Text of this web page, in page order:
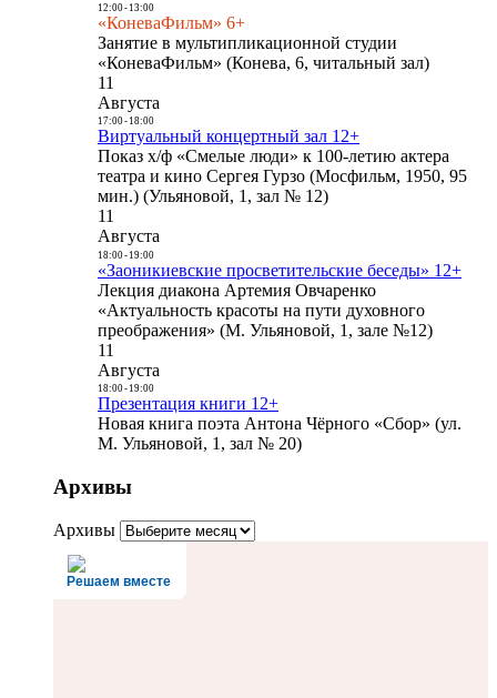
12:00- 13:00
«КоневаФильм» 6+
Занятие в мультипликационной студии
«КоневаФильм» (Конева, 6, читальный зал)
11
Августа
17:00- 18:00
Виртуальный концертный зал 12+
Показ х/ф «Смелые люди» к 100-летию актера
театра и кино Сергея Гурзо (Мосфильм, 1950, 95
мин.) (Ульяновой, 1, зал № 12)
11
Августа
18:00- 19:00
«Заоникиевские просветительские беседы» 12+
Лекция диакона Артемия Овчаренко
«Актуальность красоты на пути духовного
преображения» (М. Ульяновой, 1, зале №12)
11
Августа
18:00- 19:00
Презентация книги 12+
Новая книга поэта Антона Чёрного «Сбор» (ул.
М. Ульяновой, 1, зал № 20)
Архивы
Архивы
Решаем вместе